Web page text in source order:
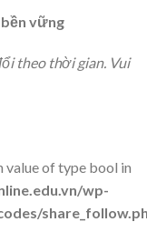
vững
theo thời gian. Vui
value of type bool in
wp-